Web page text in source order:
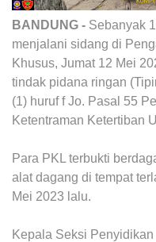
BANDUNG - Sebanyak
menjalani sidang di
Khusus, Jumat 12 Mei
tindak pidana ringan
(1) huruf f Jo. Pasal 55
Ketentraman Ketertiban
Para PKL terbukti
alat dagang di tempat
Mei 2023 lalu.
Kepala Seksi